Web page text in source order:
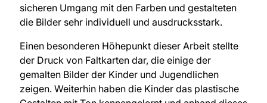
sicheren Umgang mit den Farben und gestalteten
die Bilder sehr individuell und ausdrucksstark.
Einen besonderen Höhepunkt dieser Arbeit stellte
der Druck von Faltkarten dar, die einige der
gemalten Bilder der Kinder und Jugendlichen
zeigen. Weiterhin haben die Kinder das plastische